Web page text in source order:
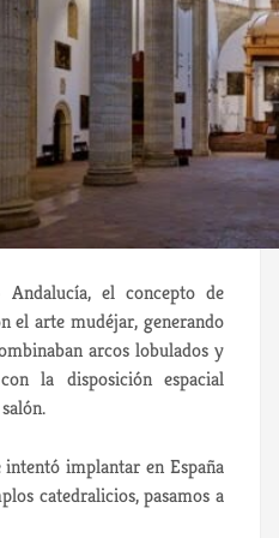
el concepto de
el arte mudéjar, generando
arcos lobulados y
la disposición espacial
implantar en España
catedralicios, pasamos a